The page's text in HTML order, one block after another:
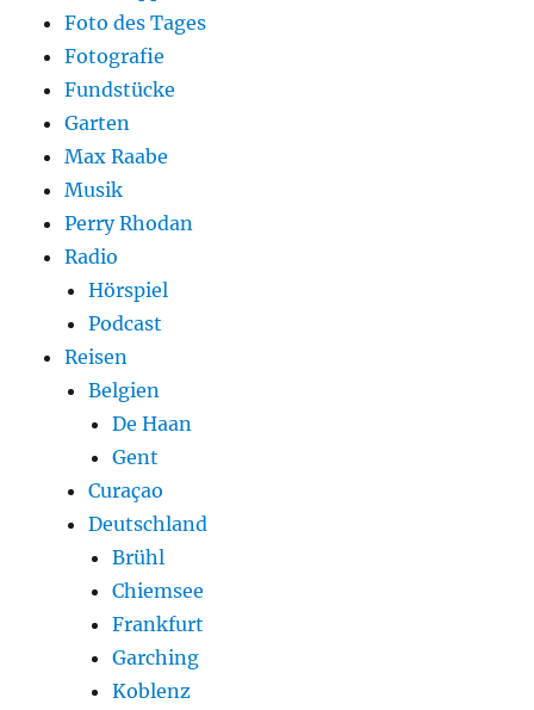
Foto des Tages
Fotografie
Fundstücke
Garten
Max Raabe
Musik
Perry Rhodan
Radio
Hörspiel
Podcast
Reisen
Belgien
De Haan
Gent
Curaçao
Deutschland
Brühl
Chiemsee
Frankfurt
Garching
Koblenz